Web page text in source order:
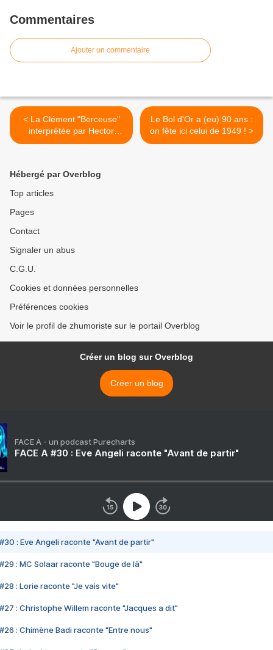
Commentaires
Ajouter un commentaire
< La Clément "Berceuse"
interprétée par Hector
Andreino (Fin)
Le Bol d'Or a (eu) 90 ans :
on fête ici celui de 1949 ! >
Hébergé par Overblog
Top articles
Pages
Contact
Signaler un abus
C.G.U.
Cookies et données personnelles
Préférences cookies
Voir le profil de zhumoriste sur le portail Overblog
Créer un blog sur Overblog
Créer un blog
FACE A - un podcast Purecharts
FACE A #30 : Eve Angeli raconte "Avant de partir"
#30 : Eve Angeli raconte "Avant de partir"
#29 : MC Solaar raconte "Bouge de là"
#28 : Lorie raconte "Je vais vite"
#27 : Christophe Willem raconte "Jacques a dit"
#26 : Chimène Badi raconte "Entre nous"